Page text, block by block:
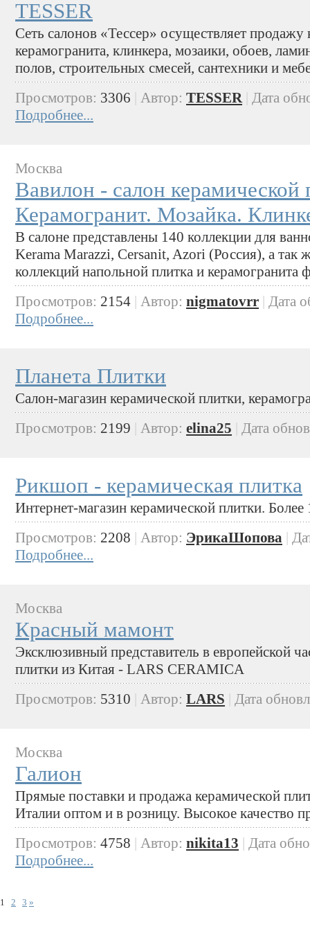
TESSER
Сеть салонов «Тессер» осуществляет продажу
керамогранита, клинкера, мозаики, обоев,
полов, строительных смесей, сантехники и
Просмотров: 3306 Автор: TESSER| Дата
Подробнее...
Москва
Вавилон - салон керамической
Керамогранит. Мозайка.
В салоне представлены 140 коллекции для
Kerama Marazzi, Cersanit, Azori (Россия), а так
коллекций напольной плитка и
Просмотров: 2154 | Автор: nigmatovrr | Дата
Подробнее...
Планета Плитки
Салон-магазин керамической плитки,
Просмотров: 2199 Автор: elina25 Дата
Рикшоп - керамическая плитка
Интернет-магазин керамической плитки.
Просмотров: 2208 | Автор: ЭрикаШопова |
Подробнее...
Москва
Красный мамонт
Эксклюзивный представитель в европейской
плитки из Китая - LARS CERAMICA
Просмотров: 5310 Автор: LARS Дата
Москва
Галион
Прямые поставки и продажа керамической
Италии оптом и в розницу. Высокое качество
Просмотров: 4758 | Автор: nikita13 | Дата
Подробнее...
1 2 3 »